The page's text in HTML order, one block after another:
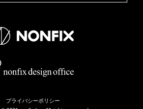
プライバシーポリシー